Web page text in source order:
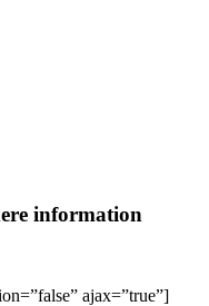
information
ajax=”true”]